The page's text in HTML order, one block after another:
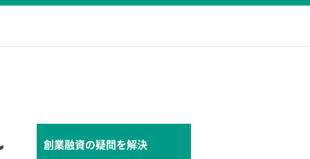
創業融資の疑問を解決